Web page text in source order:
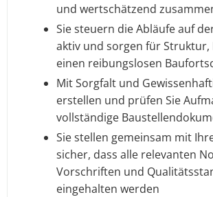
und wertschätzend
Sie steuern die Abläufe auf
aktiv und sorgen für Struktur,
einen reibungslosen
Mit Sorgfalt und
erstellen und prüfen Sie
vollständige
Sie stellen gemeinsam mit
sicher, dass alle relevanten
Vorschriften und
eingehalten werden